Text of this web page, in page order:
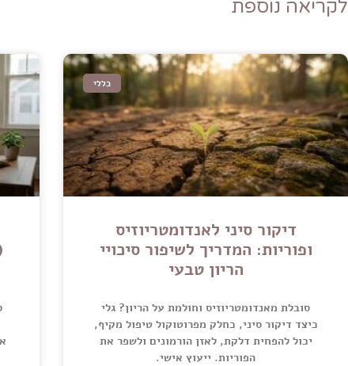
לקריאה נוספת
כללי
דיקור סיני לאנדומטריוזיס
ופוריות: המדריך לשיפור סיכויי
הריון טבעי
סובלת מאנדומטריוזיס וחולמת על הריון? גלי
כיצד דיקור סיני, כחלק מפרוטוקול טיפול מקיף,
יכול להפחית דלקת, לאזן הורמונים ולשפר את
הפוריות. ייעוץ אישי.